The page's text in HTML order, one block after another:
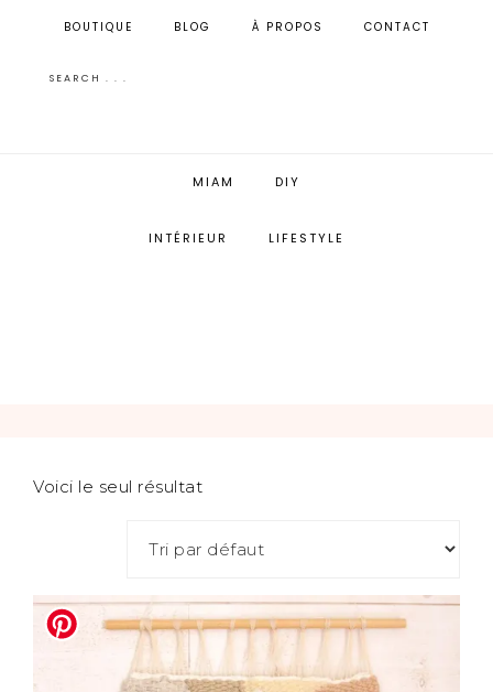
BOUTIQUE BLOG À PROPOS CONTACT
MIAM DIY
INTÉRIEUR LIFESTYLE
Voici le seul résultat